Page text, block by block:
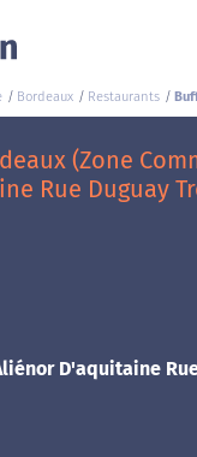
Bordeaux Restaurants
(Zone
Rue Duguay
D'aquitaine